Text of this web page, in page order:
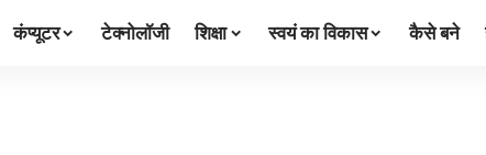
कंप्यूटर टेक्नोलॉजी शिक्षा स्वयं का विकास कैसे बने